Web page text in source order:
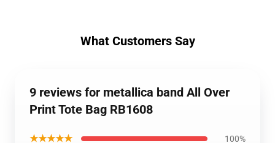
What Customers Say
9 reviews for metallica band All Over
Print Tote Bag RB1608
★★★★★ 100%